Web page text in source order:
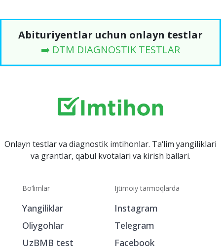
Abituriyentlar uchun onlayn testlar
➡️ DTM DIAGNOSTIK TESTLAR
Onlayn testlar va diagnostik imtihonlar. Ta‘lim yangiliklari
va grantlar, qabul kvotalari va kirish ballari.
Bo‘limlar
Yangiliklar
Oliygohlar
UzBMB test
Ijtimoiy tarmoqlarda
Instagram
Telegram
Facebook